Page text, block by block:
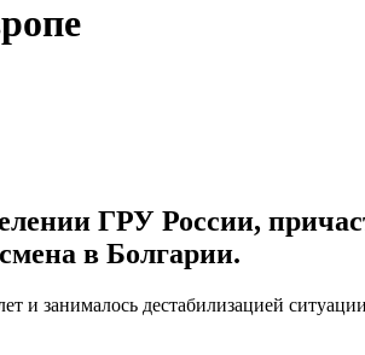
ГРУ России,
в Болгарии.
и занималось дестабилизацией